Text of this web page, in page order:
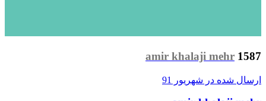
amir khalaji mehr 1587
ارسال شده در شهریور 91